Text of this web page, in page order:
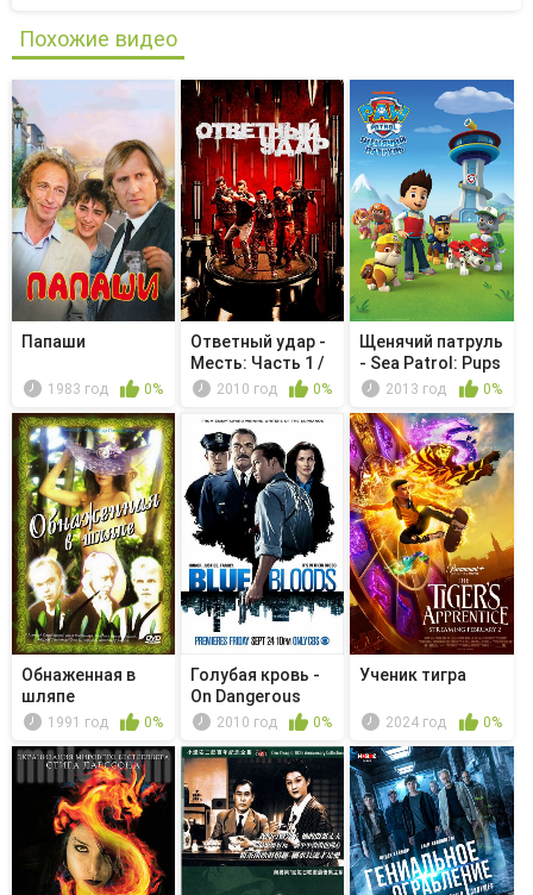
Похожие видео
Папаши
1983 год 0%
Ответный удар -
Месть: Часть 1 /
Мест...2010 год 0%
Щенячий патруль
- Sea Patrol: Pups
Sa...2013 год 0%
Обнаженная в
шляпе
1991 год 0%
Голубая кровь -
On Dangerous
Ground
2010 год 0%
Ученик тигра
2024 год 0%